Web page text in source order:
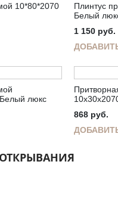
10*80*2070
Плинтус
Белый
1 150 руб.
люкс
868 руб.